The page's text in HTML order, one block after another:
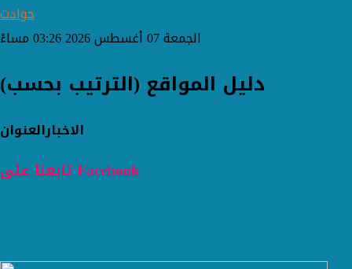
حوادث
الجمعة 07 أغسطس 2026 03:26 مساءً
دليل المواقع (الترتيب بحسب)
العنوانالاخبار
تابعنا على Facebook